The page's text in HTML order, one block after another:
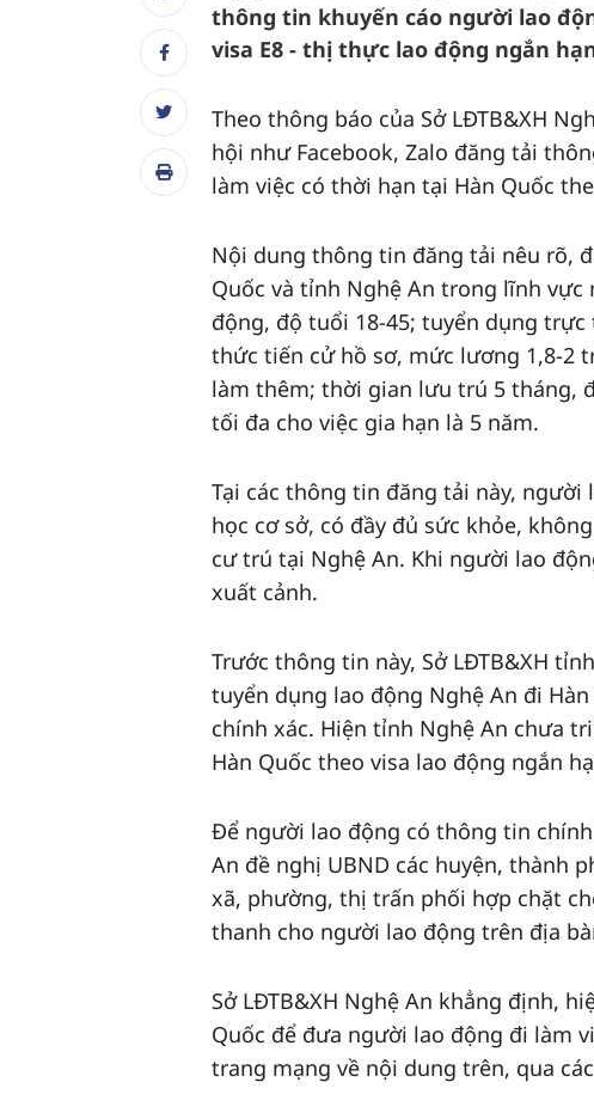
thông tin khuyến cáo người lao
visa E8 - thị thực lao động ngắn
Theo thông báo của Sở LĐTB&XH
hội như Facebook, Zalo đăng tải
làm việc có thời hạn tại Hàn Quốc
Nội dung thông tin đăng tải nêu rõ,
Quốc và tỉnh Nghệ An trong lĩnh
động, độ tuổi 18-45; tuyển dụng
thức tiến cử hồ sơ, mức lương 1,8-2
làm thêm; thời gian lưu trú 5 tháng,
tối đa cho việc gia hạn là 5 năm.
Tại các thông tin đăng tải này,
học cơ sở, có đầy đủ sức khỏe,
cư trú tại Nghệ An. Khi người lao
xuất cảnh.
Trước thông tin này, Sở LĐTB&XH
tuyển dụng lao động Nghệ An đi
chính xác. Hiện tỉnh Nghệ An chưa
Hàn Quốc theo visa lao động ngắn
Để người lao động có thông tin
An đề nghị UBND các huyện, thành
xã, phường, thị trấn phối hợp chặt
thanh cho người lao động trên địa
Sở LĐTB&XH Nghệ An khẳng định,
Quốc để đưa người lao động đi làm
trang mạng về nội dung trên, qua